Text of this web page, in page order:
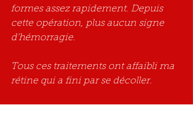
formes assez rapidement. Depuis
cette opération, plus aucun signe
d'hémorragie.
Tous ces traitements ont affaibli ma
rétine qui a fini par se décoller.